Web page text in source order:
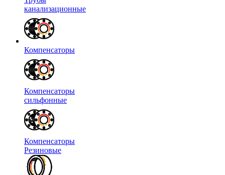
канализационные
Компенсаторы
Компенсаторы
сильфонные
Компенсаторы
Резиновые